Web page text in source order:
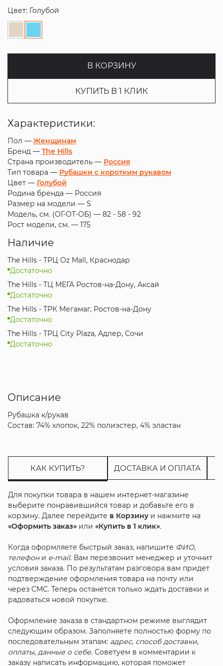
Цвет: Голубой
В КОРЗИНУ
КУПИТЬ В 1 КЛИК
Характеристики:
Пол — Женщинам
Бренд — The Hills
Страна производитель — Россия
Тип товара — Рубашки с коротким рукавом
Цвет — Голубой
Родина бренда — Россия
Размер на модели — S
Модель, см. (ОГ-ОТ-ОБ) — 82 - 58 - 92
Рост модели, см. — 175
Наличие
The Hills - ТРЦ Oz Mall, Краснодар
Достаточно
The Hills - ТЦ МЕГА Ростов-на-Дону, Аксай
Достаточно
The Hills - ТРК Мегамаг, Ростов-на-Дону
Достаточно
The Hills - ТРЦ City Plaza, Адлер, Сочи
Достаточно
Описание
Рубашка к/рукав
Состав: 74% хлопок, 22% полиэстер, 4% эластан
КАК КУПИТЬ? ДОСТАВКА И ОПЛАТА
Для покупки товара в нашем интернет-магазине
выберите понравившийся товар и добавьте его в
корзину. Далее перейдите в Корзинуи нажмите на
«Оформить заказ»или «Купить в 1 клик».
Когда оформляете быстрый заказ, напишите ФИО,
телефони e-mail. Вам перезвонит менеджер и уточнит
условия заказа. По результатам разговора вам придет
подтверждение оформления товара на почту или
через СМС. Теперь останется только ждать доставки и
радоваться новой покупке.
Оформление заказа в стандартном режиме выглядит
следующим образом. Заполняете полностью форму по
последовательным этапам: адрес, способ доставки,
оплаты, данные о себе. Советуем в комментарии к
заказу написать информацию, которая поможет